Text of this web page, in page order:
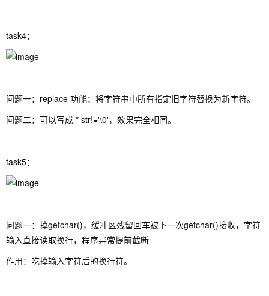
task4：
问题一：replace 功能：将字符串中所有指定旧字符替换为新字符。
问题二：可以写成 * str!='\0'，效果完全相同。
task5：
问题一：掉getchar()，缓冲区残留回车被下一次getchar()接收，字符
输入直接读取换行，程序异常提前截断
作用：吃掉输入字符后的换行符。